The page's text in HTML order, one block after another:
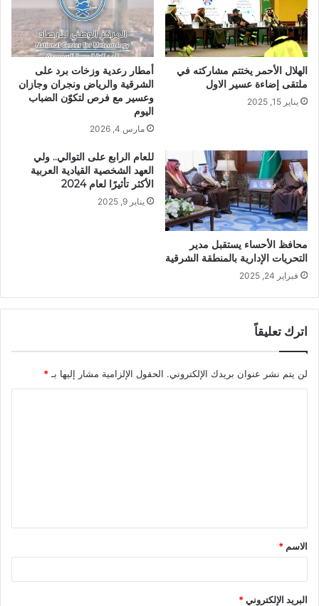
الهلال الأحمر يختتم مشاركته في
ملتقى إضاءة عسير الاول
يناير 15, 2025
أمطار رعدية وزخات برد على
الشرقية والرياض ونجران وجازان
وعسير مع فرص لتكوّن الضباب
اليوم
مارس 4, 2026
محافظ الأحساء يستقبل مدير
التحريات الإدارية بالمنطقة الشرقية
فبراير 24, 2025
للعام الرابع على التوالي.. ولي
العهد الشخصية القيادية العربية
الأكثر تأثيرًا لعام 2024
يناير 9, 2025
اترك تعليقاً
لن يتم نشر عنوان بريدك الإلكتروني. الحقول الإلزامية مشار إليها بـ *
ق
*
الاسم *
البريد الإلكتروني*